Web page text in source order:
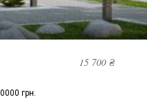
15 700 ₴
грн.